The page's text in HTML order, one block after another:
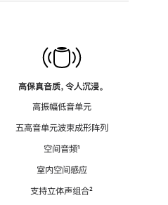
高保真音质，令人沉浸。
高振幅低音单元
五高音单元波束成形阵列
空间音频脚
¹
室内空间感应
支持立体声组合脚
²